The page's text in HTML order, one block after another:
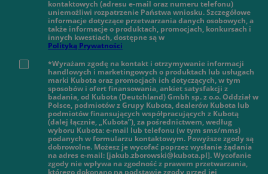
kontaktowych (adresu e-mail oraz numeru telefonu)
uniemożliwi rozpatrzenie Państwa wniosku. Szczegółowe
informacje dotyczące przetwarzania danych osobowych, a
także informacje o produktach, promocjach, konkursach i
innych kwestiach, dostępne są w
Polityką Prywatności
*Wyrażam zgodę na kontakt i otrzymywanie informacji
handlowych i marketingowych o produktach lub usługach
marki Kubota oraz promocjach ich dotyczących, w tym
sposobów i ofert finansowania, ankiet satysfakcji z
badania, od Kubota (Deutchland) Gmbh sp. z o.o. Oddział w
Polsce, podmiotów z Grupy Kubota, dealerów Kubota lub
podmiotów finansujących współpracujących z Kubotą
(dalej łącznie, „Kubota”), za pośrednictwem, według
wyboru Kubota: e-mail lub telefonu (w tym sms/mms)
podanych w formularzu kontaktowym. Powyższe zgody są
dobrowolne. Możesz je wycofać poprzez wysłanie żądania
na adres e-mail: [jakub.zborowski@kubota.pl]. Wycofanie
zgody nie wpływa na zgodność z prawem przetwarzania,
którego dokonano na podstawie zgody przed jej